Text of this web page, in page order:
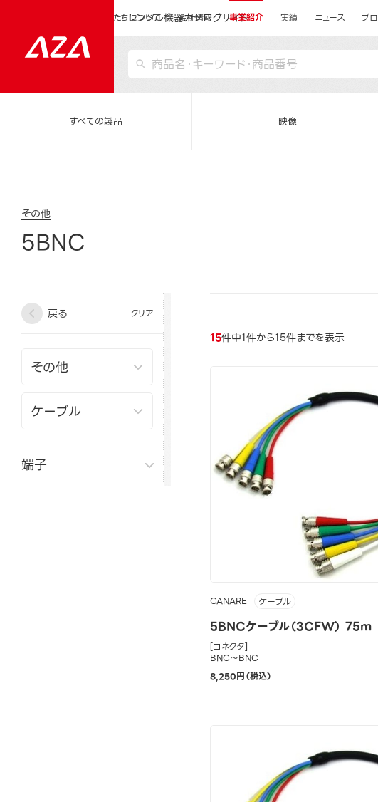
レンタル機器カタログサイト
私たちについて 会社情報 事業紹介 実績 ニュース ブ
すべての製品 映像
その他
5BNC
戻る クリア
端子
15件中1件から15件までを表示
CANARE ケーブル
5BNCケーブル（3CFW） 75m
[コネクタ]
BNC～BNC
8,250円（税込）